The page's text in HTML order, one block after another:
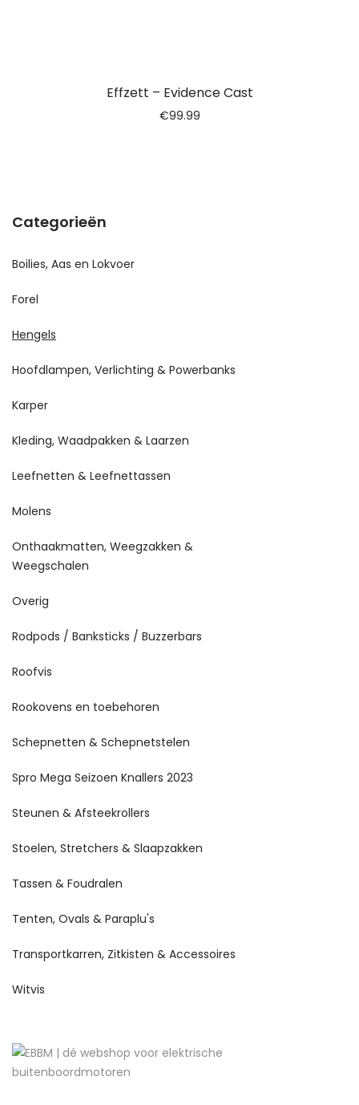
Effzett – Evidence Cast
€99.99
Categorieën
Boilies, Aas en Lokvoer
Forel
Hengels
Hoofdlampen, Verlichting & Powerbanks
Karper
Kleding, Waadpakken & Laarzen
Leefnetten & Leefnettassen
Molens
Onthaakmatten, Weegzakken &
Weegschalen
Overig
Rodpods / Banksticks / Buzzerbars
Roofvis
Rookovens en toebehoren
Schepnetten & Schepnetstelen
Spro Mega Seizoen Knallers 2023
Steunen & Afsteekrollers
Stoelen, Stretchers & Slaapzakken
Tassen & Foudralen
Tenten, Ovals & Paraplu's
Transportkarren, Zitkisten & Accessoires
Witvis